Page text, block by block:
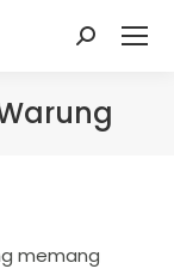
Search:
memang